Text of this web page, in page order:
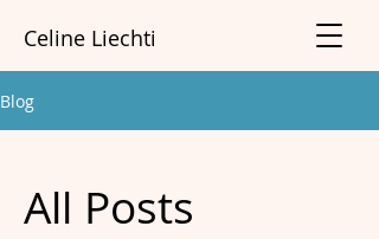
Celine Liechti
Blog
All Posts